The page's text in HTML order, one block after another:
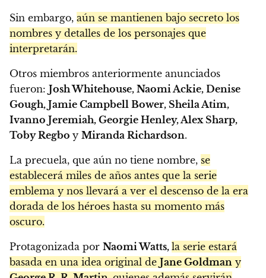
Sin embargo, aún se mantienen bajo secreto los
nombres y detalles de los personajes que
interpretarán.
Otros miembros anteriormente anunciados
fueron: Josh Whitehouse, Naomi Ackie, Denise
Gough, Jamie Campbell Bower, Sheila Atim,
Ivanno Jeremiah, Georgie Henley, Alex Sharp,
Toby Regbo y Miranda Richardson.
La precuela, que aún no tiene nombre, se
establecerá miles de años antes que la serie
emblema y nos llevará a ver el descenso de la era
dorada de los héroes hasta su momento más
oscuro.
Protagonizada por Naomi Watts, la serie estará
basada en una idea original de Jane Goldman y